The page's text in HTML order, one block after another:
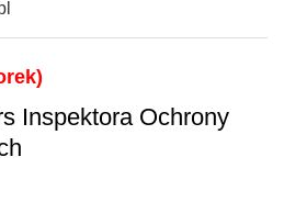
Inspektora Ochrony